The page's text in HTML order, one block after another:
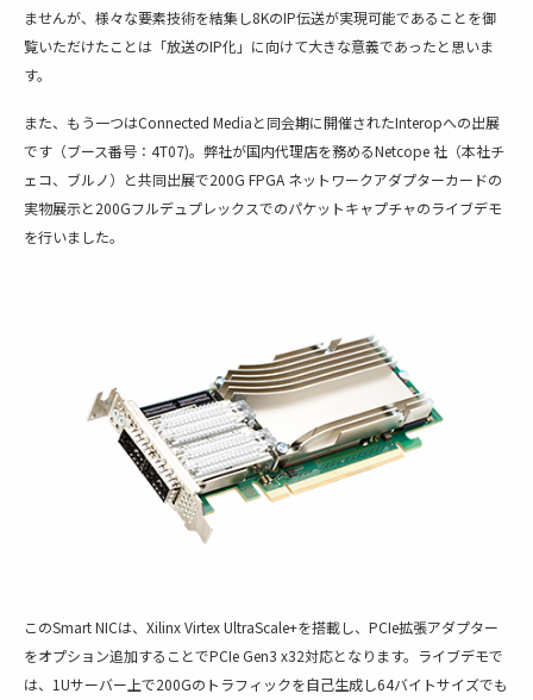
ませんが、様々な要素技術を結集し8KのIP伝送が実現可能であることを御
覧いただけたことは「放送のIP化」に向けて大きな意義であったと思いま
す。
また、もう一つはConnected Mediaと同会期に開催されたInteropへの出展
です（ブース番号：4T07)。弊社が国内代理店を務めるNetcope 社（本社チ
ェコ、ブルノ）と共同出展で200G FPGA ネットワークアダプターカードの
実物展示と200Gフルデュプレックスでのパケットキャプチャのライブデモ
を行いました。
このSmart NICは、Xilinx Virtex UltraScale+を搭載し、PCIe拡張アダプター
をオプション追加することでPCIe Gen3 x32対応となります。ライブデモで
は、1Uサーバー上で200Gのトラフィックを自己生成し64バイトサイズでも